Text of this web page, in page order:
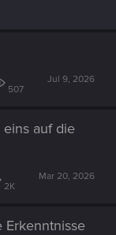
507
Jul 9, 2026
auf die
2K
Mar 20, 2026
Erkenntnisse